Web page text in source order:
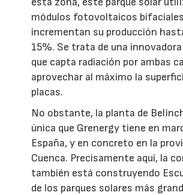
módulos fotovoltaicos
incrementan su producción
15%. Se trata de una
que capta radiación por ambas
aprovechar al máximo la
placas.
No obstante, la planta de
única que Grenergy tiene en
España, y en concreto en la
Cuenca. Precisamente aquí, la
también está construyendo
de los parques solares más